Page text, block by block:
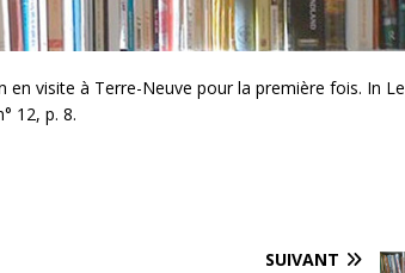
en visite à Terre-Neuve pour la première fois. In Le
12, p. 8.
SUIVANT